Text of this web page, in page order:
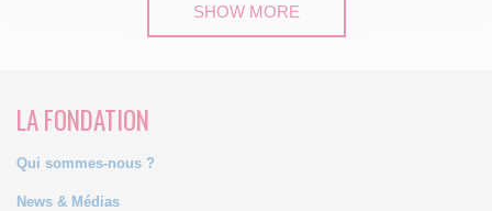
SHOW MORE
LA FONDATION
Qui sommes-nous ?
News & Médias